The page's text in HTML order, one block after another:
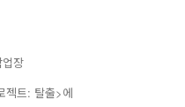
장
젝트: 탈출>에